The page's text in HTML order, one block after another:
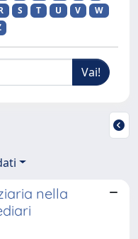
S T U V
W
nella